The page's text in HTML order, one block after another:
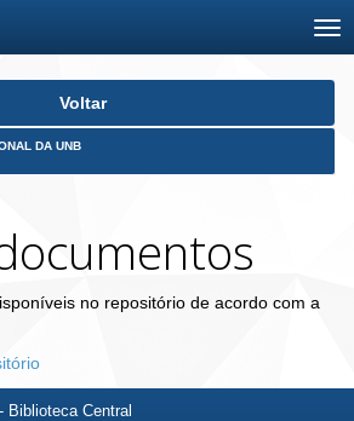
Voltar
DA UNB
no repositório de acordo com a
Biblioteca Central